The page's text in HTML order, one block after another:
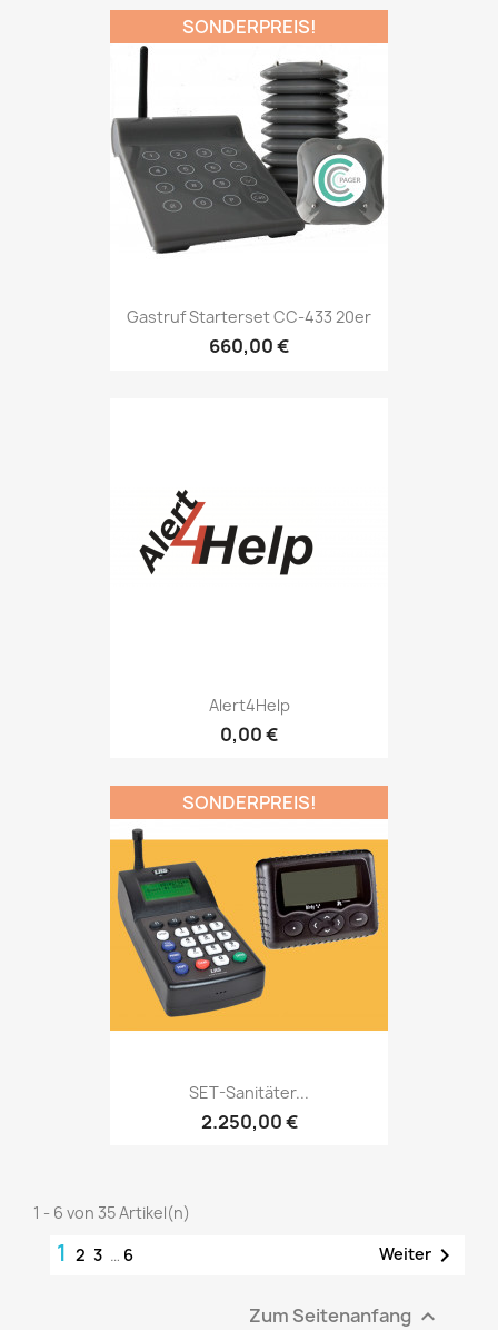
Gastruf Starterset CC-433 20er
660,00 €
SONDERPREIS!
Alert4Help
0,00 €
SET-Sanitäter...
2.250,00 €
SONDERPREIS!
1 - 6 von 35 Artikel(n)
1 2 3 … 6 Weiter 
Zum Seitenanfang 